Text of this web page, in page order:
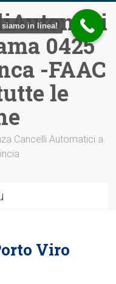
0425
-FAAC
le
Cancelli Automatici a
Viro
siamo in linea!